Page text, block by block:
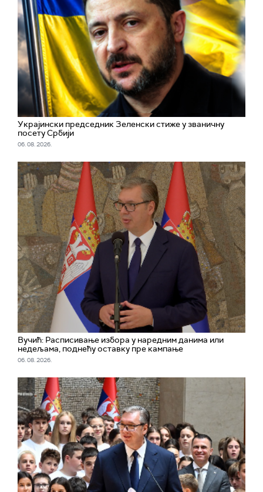
Украјински председник Зеленски стиже у званичну
посету Србији
06. 08. 2026.
Вучић: Расписивање избора у наредним данима или
недељама, поднећу оставку пре кампање
06. 08. 2026.